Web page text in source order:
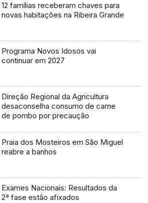
12 famílias receberam chaves para
novas habitações na Ribeira Grande
Programa Novos Idosos vai
continuar em 2027
Direção Regional da Agricultura
desaconselha consumo de carne
de pombo por precaução
Praia dos Mosteiros em São Miguel
reabre a banhos
Exames Nacionais: Resultados da
2ª fase estão afixados